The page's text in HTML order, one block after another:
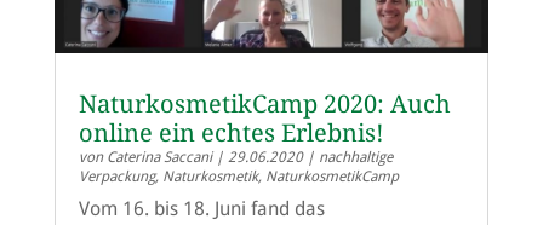
NaturkosmetikCamp 2020: Auch
online ein echtes Erlebnis!
von Caterina Saccani| 29.06.2020| nachhaltige
Verpackung, Naturkosmetik, NaturkosmetikCamp
Vom 16. bis 18. Juni fand das